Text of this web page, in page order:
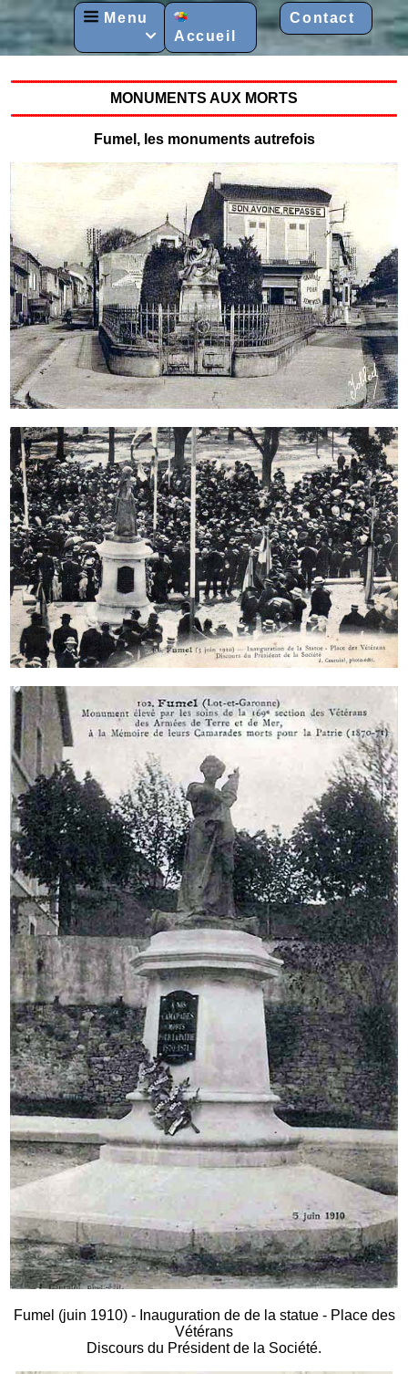
Menu
 Accueil
Contact
MONUMENTS AUX MORTS
Fumel, les monuments autrefois
Fumel (juin 1910) - Inauguration de de la statue - Place des
Vétérans
Discours du Président de la Société.